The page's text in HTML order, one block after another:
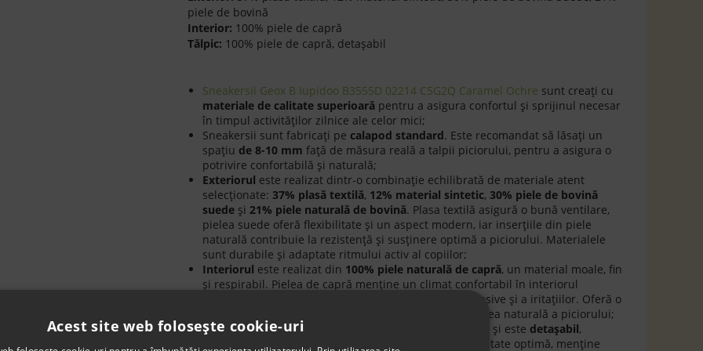
piele de bovină
Interior: 100% piele de capră
Tălpic: 100% piele de capră, detașabil
Sneakersii Geox B Iupidoo B3555D 02214 C5G2Q Caramel Ochre sunt creați cu
materiale de calitate superioară pentru a asigura confortul și sprijinul necesar
în timpul activităților zilnice ale celor mici;
Sneakersii sunt fabricați pe calapod standard. Este recomandat să lăsați un
spațiu de 8-10 mm față de măsura reală a talpii piciorului, pentru a asigura o
potrivire confortabilă și naturală;
Exteriorul este realizat dintr-o combinație echilibrată de materiale atent
selecționate: 37% plasă textilă, 12% material sintetic, 30% piele de bovină
suede și 21% piele naturală de bovină. Plasa textilă asigură o bună ventilare,
pielea suede oferă flexibilitate și un aspect modern, iar inserțiile din piele
naturală contribuie la rezistență și susținere optimă a piciorului. Materialele
sunt durabile și adaptate ritmului activ al copiilor;
Interiorul este realizat din 100% piele naturală de capră, un material moale, fin
și respirabil. Pielea de capră menține un climat confortabil în interiorul
încălțămintei, ajutând la prevenirea transpirației excesive și a iritațiilor. Oferă o
senzație plăcută la fiecare purtare și susține dezvoltarea naturală a piciorului;
Branțuleste realizat din și este detașabil,
facilitând igienizarea. Acesta contribuie la o respirabilitate optimă, menține
Acest site web folosește cookie-uri